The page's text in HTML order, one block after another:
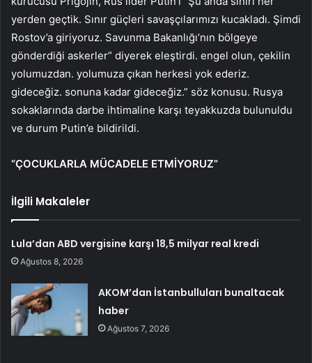
yerden geçtik. Sınır güçleri savaşçılarımızı kucakladı. Şimdi
Rostov’a giriyoruz. Savunma Bakanlığı’nın bölgeye
gönderdiği askerler” diyerek eleştirdi. engel olun, çekilin
yolumuzdan. yolumuza çıkan herkesi yok ederiz.
gideceğiz. sonuna kadar gideceğiz.” söz konusu. Rusya
sokaklarında darbe ihtimaline karşı teyakkuzda bulunuldu
ve durum Putin’e bildirildi.
“ÇOCUKLARLA MÜCADELE ETMİYORUZ”
İlgili Makaleler
Lula’dan ABD vergisine karşı 18,5 milyar real kredi
Ağustos 8, 2026
AKOM’dan İstanbulluları bunaltacak
haber
Ağustos 7, 2026